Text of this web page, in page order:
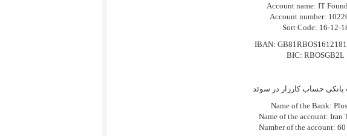
Account name: IT
Account number:
Sort Code: 16-12-
IBAN:
BIC: RBOSGB2L
حساب کارزار در سوئد
Name of the Bank:
Name of the account: Iran
Number of the account: